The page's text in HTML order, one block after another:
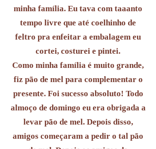
minha família. Eu tava com taaanto
tempo livre que até coelhinho de
feltro pra enfeitar a embalagem eu
cortei, costurei e pintei.
Como minha família é muito grande,
fiz pão de mel para complementar o
presente. Foi sucesso absoluto! Todo
almoço de domingo eu era obrigada a
levar pão de mel. Depois disso,
amigos começaram a pedir o tal pão